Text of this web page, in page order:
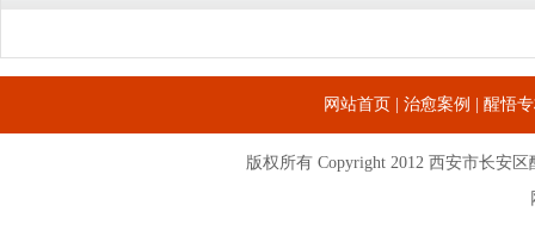
网站首页 治愈案例 醒悟
版权所有 Copyright 2012 西安市长安区